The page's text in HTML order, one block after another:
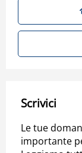
Scrivici
Le tue
importante